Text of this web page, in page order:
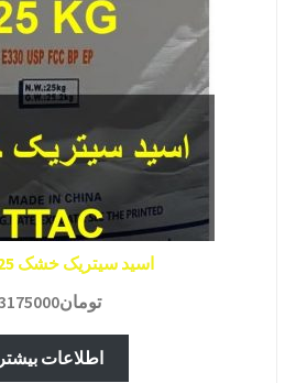
اسید سیتریک خشک 25 کیلویی
تومان
اطلاعات بیشتر